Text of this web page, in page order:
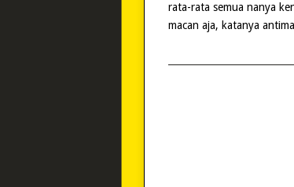
rata-rata semua nanya
macan aja, katanya